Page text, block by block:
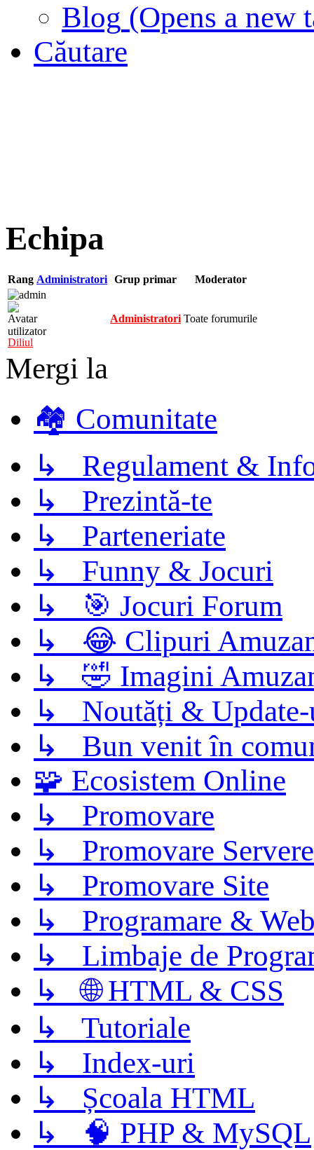
Blog (Opens a new
Căutare
Echipa
Rang Administratori Grup primar Moderator
Diliul
Administratori Toate forumurile
Mergi la
🏘️ Comunitate
↳ Regulament &
↳ Prezintă-te
↳ Parteneriate
↳ Funny & Jocuri
↳ 🎯 Jocuri Forum
↳ 😂 Clipuri
↳ 🤣 Imagini
↳ Noutăți &
↳ Bun venit în
🧩 Ecosistem Online
↳ Promovare
↳ Promovare Servere
↳ Promovare Site
↳ Programare &
↳ Limbaje de
↳ 🌐 HTML & CSS
↳ Tutoriale
↳ Index-uri
↳ Școala HTML
↳ 🧠 PHP & MySQL